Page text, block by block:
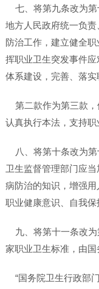
七、将第九条改为第
地方人民政府统一负
防治工作，建立健全
挥职业卫生突发事件
体系建设，完善、落
第二款作为第三款，
认真执行本法，支持
八、将第十条改为第
卫生监督管理部门应
病防治的知识，增强
职业健康意识、自我
九、将第十一条改为
家职业卫生标准，由国
“国务院卫生行政部